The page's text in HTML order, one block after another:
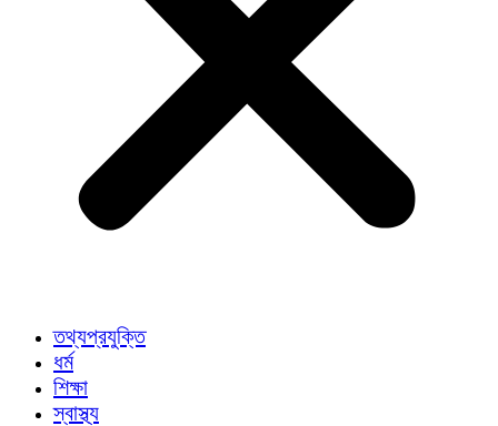
তথ্যপ্রযুক্তি
ধর্ম
শিক্ষা
স্বাস্থ্য